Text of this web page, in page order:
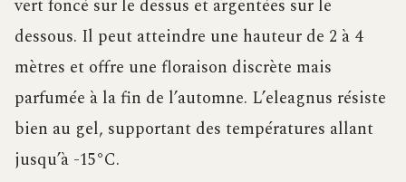
vert foncé sur le dessus et argentées sur le
dessous. Il peut atteindre une hauteur de 2 à 4
mètres et offre une floraison discrète mais
parfumée à la fin de l’automne. L’eleagnus résiste
bien au gel, supportant des températures allant
jusqu’à -15°C.